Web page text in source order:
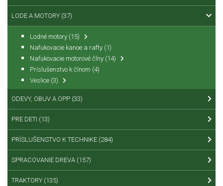
LODE A MOTORY (37)
Lodné motory (15)
Nafukovacie kanoe a rafty (1)
Nafukovacie motorové člny (14)
Príslušenstvo k člnom (4)
Veslice (3)
ODEVY, OBUV A OPP (33)
PRE DETI (13)
PRÍSLUŠENSTVO K TECHNIKE (284)
SPRACOVANIE DREVA (157)
TRAKTORY (135)